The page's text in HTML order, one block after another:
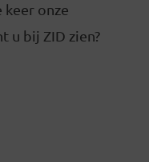
onze
u bij ZID zien?